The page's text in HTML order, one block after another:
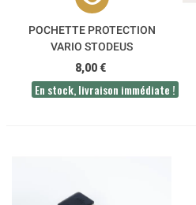
POCHETTE PROTECTION
VARIO STODEUS
8,00 €
En stock, livraison immédiate !